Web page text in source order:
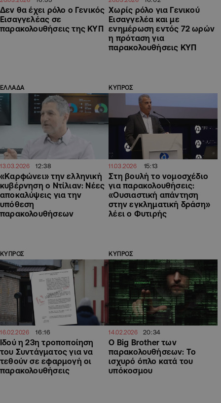
Δεν θα έχει ρόλο ο Γενικός
Εισαγγελέας σε
παρακολουθήσεις της ΚΥΠ
Χωρίς ρόλο για Γενικού
Εισαγγελέα και με
ενημέρωση εντός 72 ωρών
η πρόταση για
παρακολουθήσεις ΚΥΠ
ΕΛΛΑΔΑ
13.03.2026 12:38
«Καρφώνει» την ελληνική
κυβέρνηση ο Ντίλιαν: Νέες
αποκαλύψεις για την
υπόθεση
παρακολουθήσεων
ΚΥΠΡΟΣ
11.03.2026 15:13
Στη βουλή το νομοσχέδιο
για παρακολουθήσεις:
«Ουσιαστική απάντηση
στην εγκληματική δράση»
λέει ο Φυτιρής
ΚΥΠΡΟΣ
16.02.2026 16:16
Ιδού η 23η τροποποίηση
του Συντάγματος για να
τεθούν σε εφαρμογή οι
παρακολουθήσεις
ΚΥΠΡΟΣ
14.02.2026 20:34
Ο Big Brother των
παρακολουθήσεων: Το
ισχυρό όπλο κατά του
υπόκοσμου